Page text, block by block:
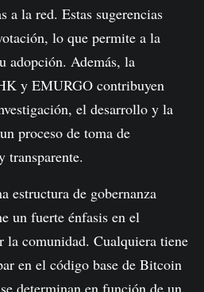
a la red. Estas sugerencias
lo que permite a la
adopción. Además, la
y EMURGO contribuyen
el desarrollo y la
proceso de toma de
transparente.
estructura de gobernanza
un fuerte énfasis en el
la comunidad. Cualquiera tiene
en el código base de Bitcoin
determinan en función de un